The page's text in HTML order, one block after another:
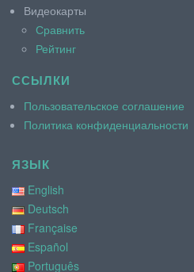
Видеокарты
Сравнить
Рейтинг
ССЫЛКИ
Пользовательское соглашение
Политика конфиденциальности
ЯЗЫК
English
Deutsch
Française
Español
Português